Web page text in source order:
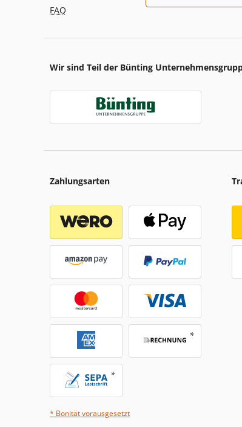
FAQ
Wir sind Teil der Bünting
Zahlungsarten
* Bonität vorausgesetzt